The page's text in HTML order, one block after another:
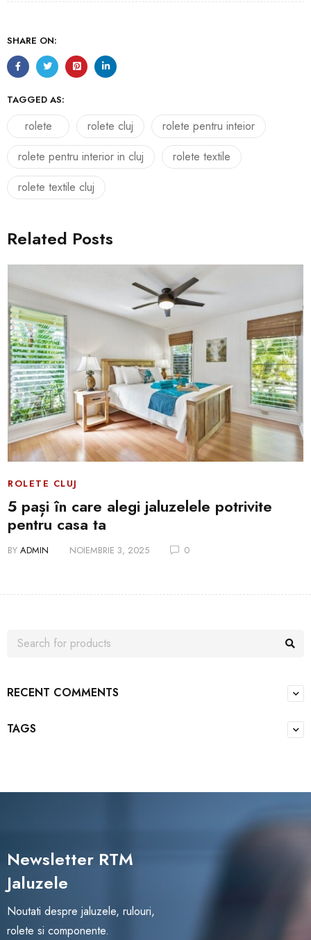
SHARE ON:
TAGGED AS:
rolete rolete cluj
rolete pentru inteior
rolete pentru interior in cluj
rolete textile
rolete textile cluj
Related Posts
ROLETE CLUJ
5 pași în care alegi jaluzelele potrivite
pentru casa ta
BY ADMIN NOIEMBRIE 3, 2025 0
RECENT COMMENTS
TAGS
Newsletter RTM
Jaluzele
Noutati despre jaluzele, rulouri,
rolete si componente.